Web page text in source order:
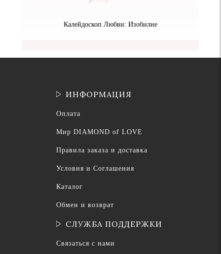
Калейдоскоп Любви: Изобилие
ИНФОРМАЦИЯ
Оплата
Мир DIAMOND of LOVE
Правила заказа и доставка
Условия и Соглашения
Каталог
Обмен и возврат
СЛУЖБА ПОДДЕРЖКИ
Связаться с нами